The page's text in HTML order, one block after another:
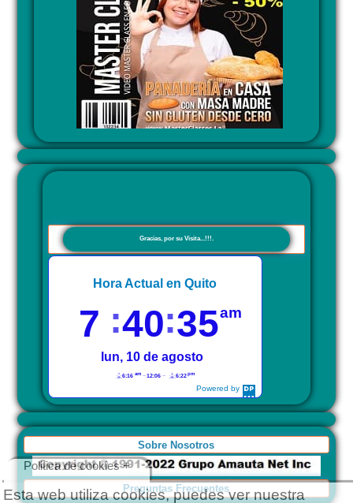
Gracias, por su Visita...!!!.
Powered by
DaysPedia.com
Hora Actual en Quito
7 40 35am
lun, 10 de agosto
6:16 am 12:06 6:22 pm
Sobre Nosotros
Preguntas Frecuentes
Esta web utiliza cookies, puedes ver nuestra
Politica de cookies +